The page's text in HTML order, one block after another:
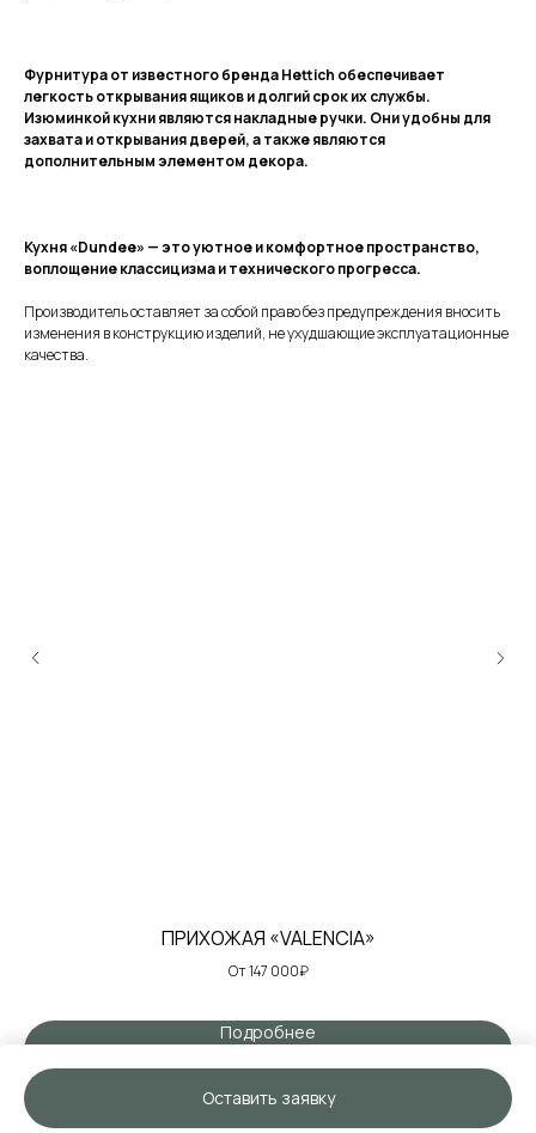
Оставить заявку
Фурнитура от известного бренда Hettich обеспечивает
легкость открывания ящиков и долгий срок их службы.
Изюминкой кухни являются накладные ручки. Они удобны для
захвата и открывания дверей, а также являются
дополнительным элементом декора.
Кухня «Dundee» — это уютное и комфортное пространство,
воплощение классицизма и технического прогресса.
Производитель оставляет за собой право без предупреждения вносить
изменения в конструкцию изделий, не ухудшающие эксплуатационные
качества.
ПРИХОЖАЯ «VALENCIA»
От 147 000₽
Подробнее